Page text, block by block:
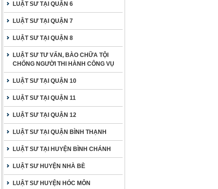
LUẬT SƯ TẠI QUẬN 6
LUẬT SƯ TẠI QUẬN 7
LUẬT SƯ TẠI QUẬN 8
LUẬT SƯ TƯ VẤN, BÀO CHỮA TỘI
CHỐNG NGƯỜI THI HÀNH CÔNG VỤ
LUẬT SƯ TẠI QUẬN 10
LUẬT SƯ TẠI QUẬN 11
LUẬT SƯ TẠI QUẬN 12
LUẬT SƯ TẠI QUẬN BÌNH THẠNH
LUẬT SƯ TẠI HUYỆN BÌNH CHÁNH
LUẬT SƯ HUYỆN NHÀ BÈ
LUẬT SƯ HUYỆN HÓC MÔN